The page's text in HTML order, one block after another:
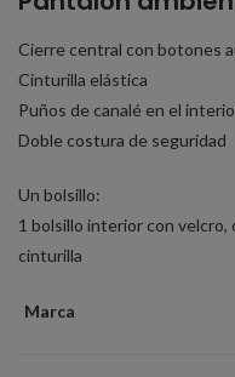
Cierre central con botones
Cinturilla elástica
Puños de canalé en el
Doble costura de seguridad
Un bolsillo:
1 bolsillo interior con velcro,
cinturilla
Marca